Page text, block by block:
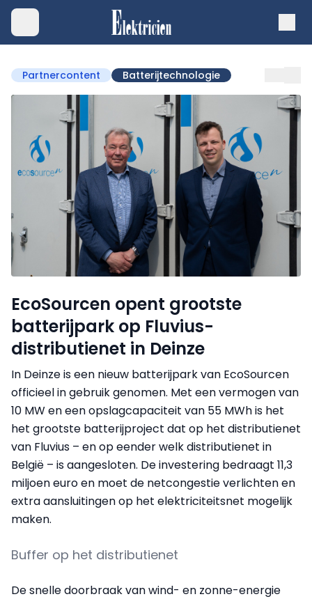
Partnercontent Batterijtechnologie
EcoSourcen opent grootste
batterijpark op Fluvius-
distributienet in Deinze
In Deinze is een nieuw batterijpark van EcoSourcen
officieel in gebruik genomen. Met een vermogen van
10 MW en een opslagcapaciteit van 55 MWh is het
het grootste batterijproject dat op het distributienet
van Fluvius – en op eender welk distributienet in
België – is aangesloten. De investering bedraagt 11,3
miljoen euro en moet de netcongestie verlichten en
extra aansluitingen op het elektriciteitsnet mogelijk
maken.
Buffer op het distributienet
De snelle doorbraak van wind- en zonne-energie